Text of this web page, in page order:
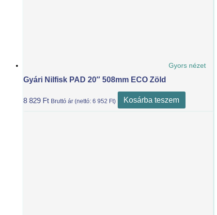
Gyors nézet
Gyári Nilfisk PAD 20″ 508mm ECO Zöld
8 829 Ft Bruttó ár (nettó: 6 952 Ft) Kosárba teszem